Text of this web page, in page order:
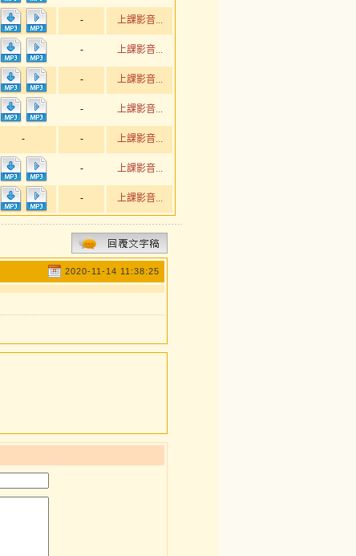
- 上課影音...
- 上課影音...
- 上課影音...
- 上課影音...
- - 上課影音...
- 上課影音...
- 上課影音...
2020-11-14 11:38:25